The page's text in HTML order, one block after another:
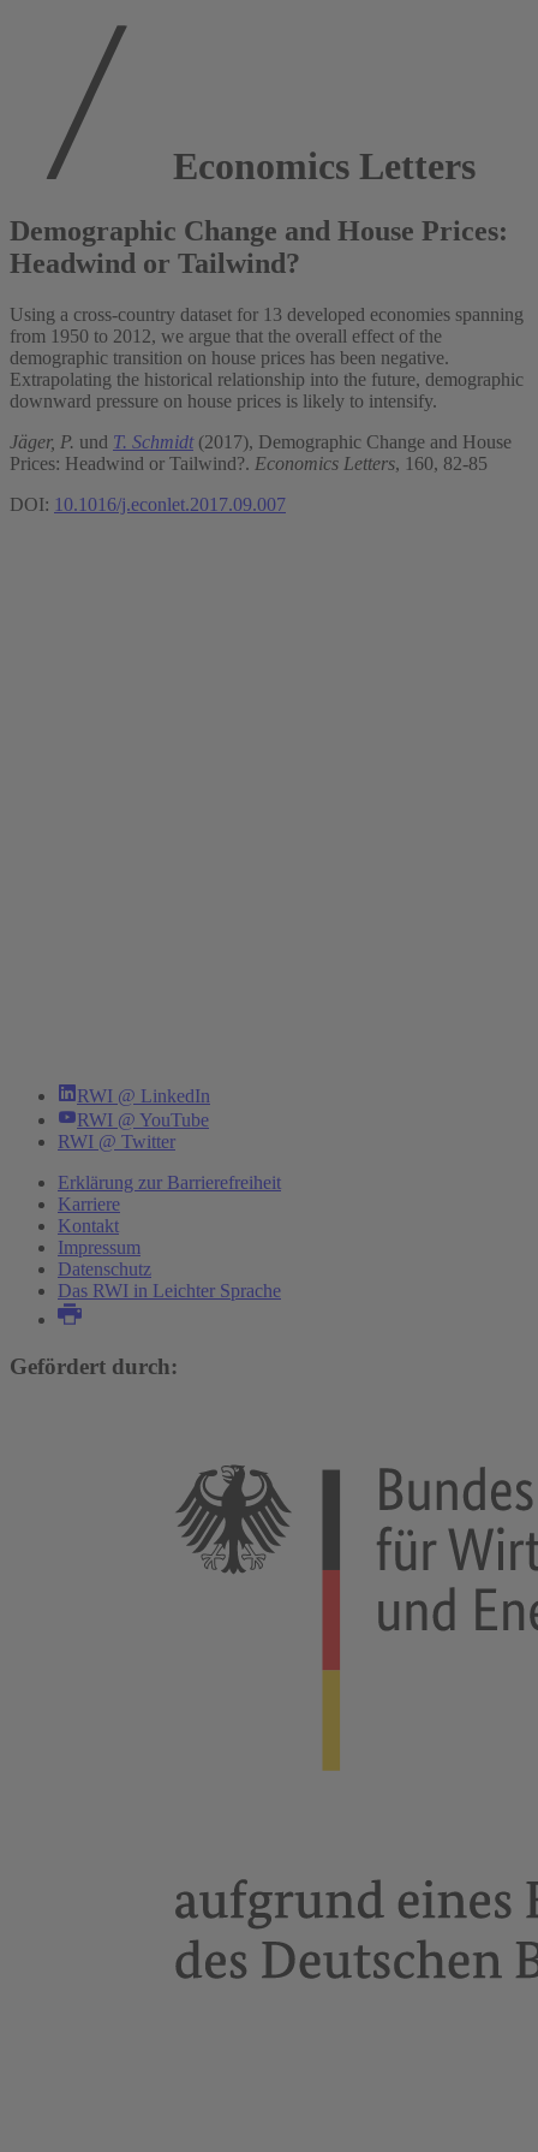
Economics Letters
Demographic Change and House Prices:
Headwind or Tailwind?
Using a cross-country dataset for 13 developed economies spanning
from 1950 to 2012, we argue that the overall effect of the
demographic transition on house prices has been negative.
Extrapolating the historical relationship into the future, demographic
downward pressure on house prices is likely to intensify.
Jäger, P. und T. Schmidt(2017), Demographic Change and House
Prices: Headwind or Tailwind?. Economics Letters, 160, 82-85
DOI: 10.1016/j.econlet.2017.09.007
RWI @ LinkedIn
RWI @ YouTube
RWI @ Twitter
Erklärung zur Barrierefreiheit
Karriere
Kontakt
Impressum
Datenschutz
Das RWI in Leichter Sprache
Gefördert durch: